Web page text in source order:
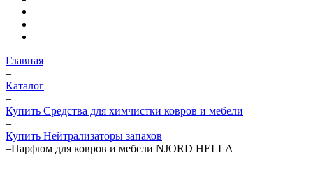
Главная
–
Каталог
–
Купить Средства для химчистки ковров и мебели
–
Купить Нейтрализаторы запахов
–Парфюм для ковров и мебели NJORD HELLA